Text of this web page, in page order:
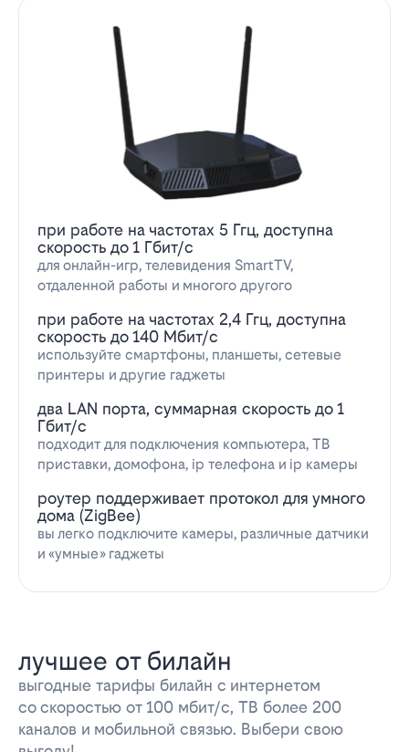
при работе на частотах 5 Ггц, доступна
скорость до 1 Гбит/с
для онлайн-игр, телевидения SmartTV,
отдаленной работы и многого другого
при работе на частотах 2,4 Ггц, доступна
скорость до 140 Мбит/с
используйте смартфоны, планшеты, сетевые
принтеры и другие гаджеты
два LAN порта, суммарная скорость до 1
Гбит/с
подходит для подключения компьютера, ТВ
приставки, домофона, ip телефона и ip камеры
роутер поддерживает протокол для умного
дома (ZigBee)
вы легко подключите камеры, различные датчики
и «умные» гаджеты
лучшее от билайн
выгодные тарифы билайн с интернетом
со скоростью от 100 мбит/с, ТВ более 200
каналов и мобильной связью. Выбери свою